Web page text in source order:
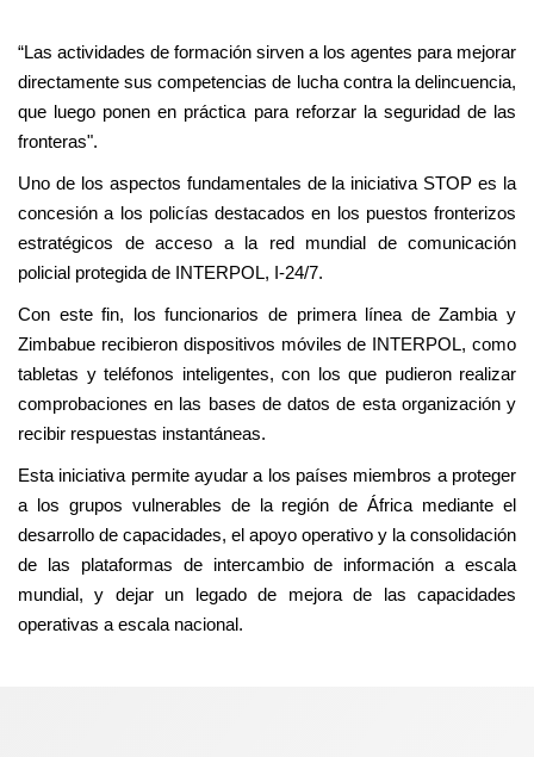
“Las actividades de formación sirven a los agentes para mejorar
directamente sus competencias de lucha contra la delincuencia,
que luego ponen en práctica para reforzar la seguridad de las
fronteras".
Uno de los aspectos fundamentales de la iniciativa STOP es la
concesión a los policías destacados en los puestos fronterizos
estratégicos de acceso a la red mundial de comunicación
policial protegida de INTERPOL, I-24/7.
Con este fin, los funcionarios de primera línea de Zambia y
Zimbabue recibieron dispositivos móviles de INTERPOL, como
tabletas y teléfonos inteligentes, con los que pudieron realizar
comprobaciones en las bases de datos de esta organización y
recibir respuestas instantáneas.
Esta iniciativa permite ayudar a los países miembros a proteger
a los grupos vulnerables de la región de África mediante el
desarrollo de capacidades, el apoyo operativo y la consolidación
de las plataformas de intercambio de información a escala
mundial, y dejar un legado de mejora de las capacidades
operativas a escala nacional.